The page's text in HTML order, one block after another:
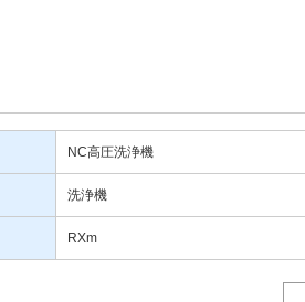
NC高圧洗浄機
洗浄機
RXm